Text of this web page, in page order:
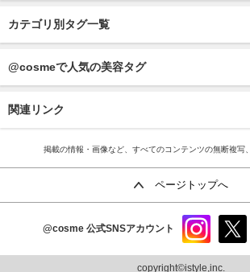
カテゴリ別タグ一覧
@cosmeで人気の美容タグ
関連リンク
掲載の情報・画像など、すべてのコンテンツの無断複写
ページトップへ
@cosme 公式SNSアカウント
ram
copyright©istyle,inc.